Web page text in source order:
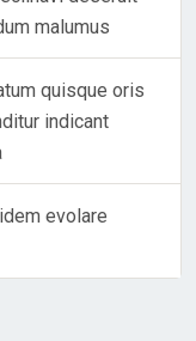
malumus
quisque oris
indicant
evolare